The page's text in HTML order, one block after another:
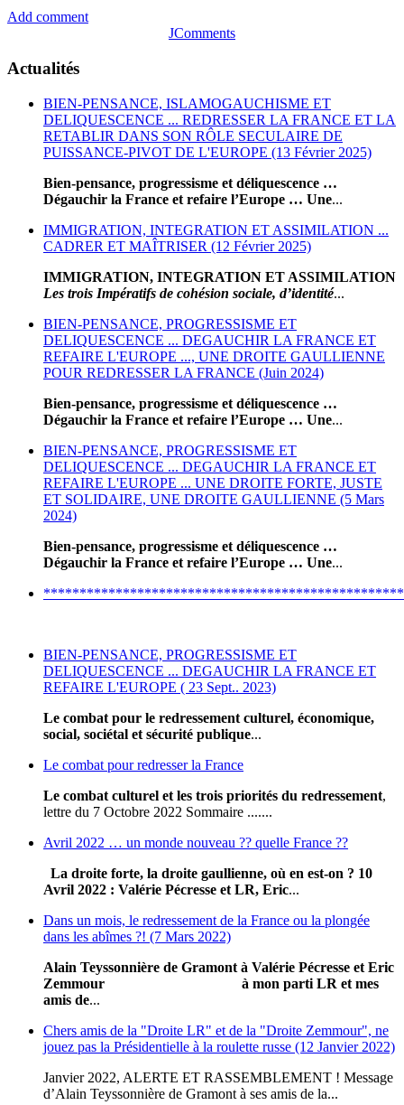
Add comment
JComments
Actualités
BIEN-PENSANCE, ISLAMOGAUCHISME ET
DELIQUESCENCE ... REDRESSER LA FRANCE ET LA
RETABLIR DANS SON RÔLE SECULAIRE DE
PUISSANCE-PIVOT DE L'EUROPE (13 Février 2025)
Bien-pensance, progressisme et déliquescence …
Dégauchir la France et refaire l’Europe … Une...
IMMIGRATION, INTEGRATION ET ASSIMILATION ...
CADRER ET MAÎTRISER (12 Février 2025)
IMMIGRATION, INTEGRATION ET ASSIMILATION
Les trois Impératifs de cohésion sociale, d’identité...
BIEN-PENSANCE, PROGRESSISME ET
DELIQUESCENCE ... DEGAUCHIR LA FRANCE ET
REFAIRE L'EUROPE ..., UNE DROITE GAULLIENNE
POUR REDRESSER LA FRANCE (Juin 2024)
Bien-pensance, progressisme et déliquescence …
Dégauchir la France et refaire l’Europe … Une...
BIEN-PENSANCE, PROGRESSISME ET
DELIQUESCENCE ... DEGAUCHIR LA FRANCE ET
REFAIRE L'EUROPE ... UNE DROITE FORTE, JUSTE
ET SOLIDAIRE, UNE DROITE GAULLIENNE (5 Mars
2024)
Bien-pensance, progressisme et déliquescence …
Dégauchir la France et refaire l’Europe … Une...
BIEN-PENSANCE, PROGRESSISME ET
DELIQUESCENCE ... DEGAUCHIR LA FRANCE ET
REFAIRE L'EUROPE ( 23 Sept.. 2023)
Le combat pour le redressement culturel, économique,
social, sociétal et sécurité publique...
Le combat pour redresser la France
Le combat culturel et les trois priorités du redressement,
lettre du 7 Octobre 2022 Sommaire .......
Avril 2022 … un monde nouveau ?? quelle France ??
La droite forte, la droite gaullienne, où en est-on ? 10
Avril 2022 : Valérie Pécresse et LR, Eric...
Dans un mois, le redressement de la France ou la plongée
dans les abîmes ?! (7 Mars 2022)
Alain Teyssonnière de Gramont à Valérie Pécresse et Eric
Zemmour
à mon parti LR et mes
amis de...
Chers amis de la "Droite LR" et de la "Droite Zemmour", ne
jouez pas la Présidentielle à la roulette russe (12 Janvier 2022)
Janvier 2022, ALERTE ET RASSEMBLEMENT ! Message
d’Alain Teyssonnière de Gramont à ses amis de la...